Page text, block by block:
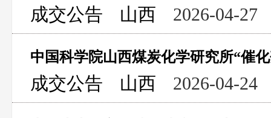
成交公告 山西 2026-04-27
中国科学院山西煤炭化学研究所“催
成交公告 山西 2026-04-24